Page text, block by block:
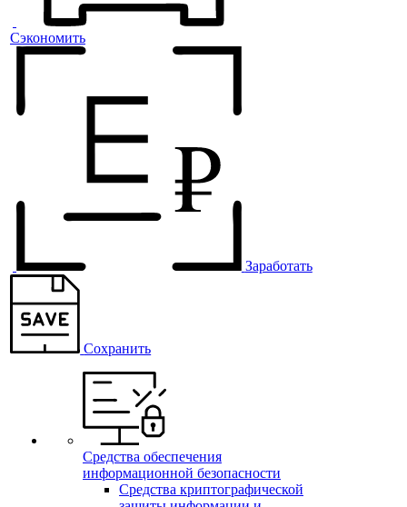
Сэкономить
Заработать
Сохранить
Средства обеспечения
информационной безопасности
Средства криптографической